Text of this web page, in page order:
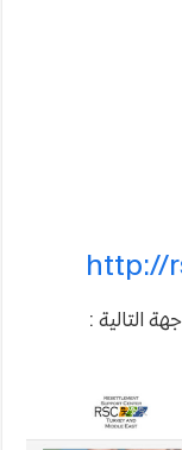
http://
التالية :